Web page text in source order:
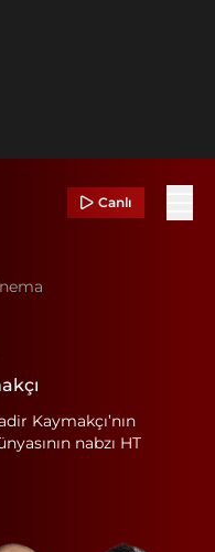
Canlı
Kaymakçı’nın
nabzı HT